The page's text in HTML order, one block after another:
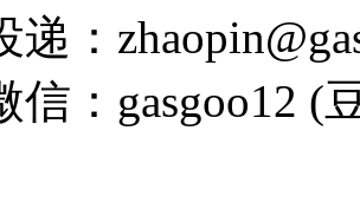
递：
信：gasgoo12 (